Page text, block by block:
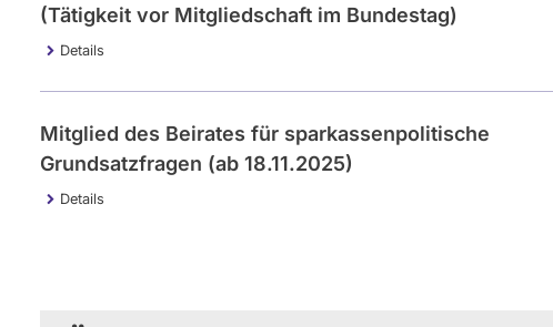
(Tätigkeit vor Mitgliedschaft im Bundestag)
Details
Mitglied des Beirates für sparkassenpolitische
Grundsatzfragen (ab 18.11.2025)
Details